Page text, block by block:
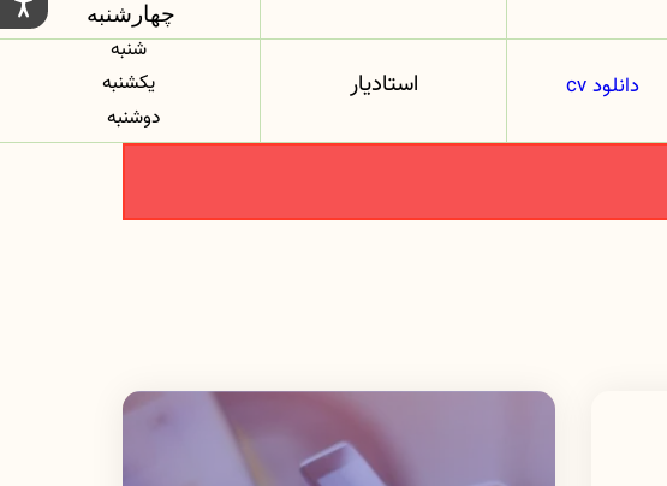
چهارشنبه
دانلود cv استادیار
شنبه
یکشنبه
دوشنبه